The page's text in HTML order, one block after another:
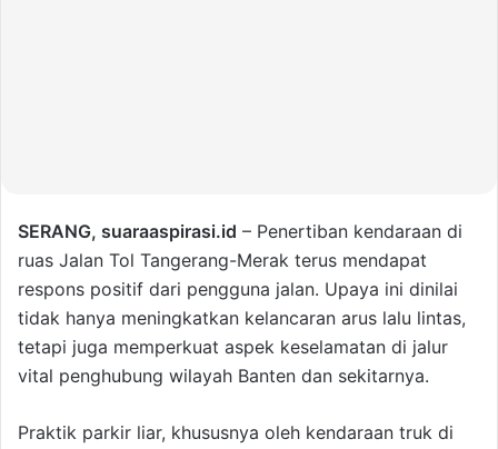
SERANG, suaraaspirasi.id – Penertiban kendaraan di
ruas Jalan Tol Tangerang-Merak terus mendapat
respons positif dari pengguna jalan. Upaya ini dinilai
tidak hanya meningkatkan kelancaran arus lalu lintas,
tetapi juga memperkuat aspek keselamatan di jalur
vital penghubung wilayah Banten dan sekitarnya.
Praktik parkir liar, khususnya oleh kendaraan truk di